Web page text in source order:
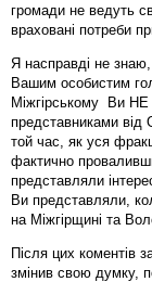
громади не ведуть
враховані потреби
Я насправді не
Вашим особистим
Міжгірському Ви
представниками
той час, як уся
фактично
представляли
Ви представляли,
на Міжгірщині та
Після цих коментів
змінив свою думку,